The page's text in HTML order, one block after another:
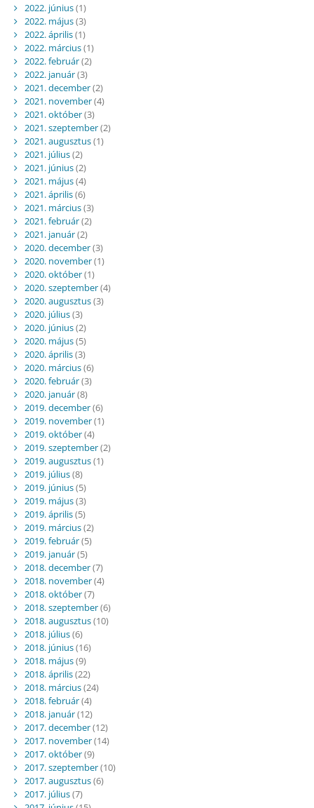
2022. június(1)
2022. május(3)
2022. április(1)
2022. március(1)
2022. február(2)
2022. január(3)
2021. december(2)
2021. november(4)
2021. október(3)
2021. szeptember(2)
2021. augusztus(1)
2021. július(2)
2021. június(2)
2021. május(4)
2021. április(6)
2021. március(3)
2021. február(2)
2021. január(2)
2020. december(3)
2020. november(1)
2020. október(1)
2020. szeptember(4)
2020. augusztus(3)
2020. július(3)
2020. június(2)
2020. május(5)
2020. április(3)
2020. március(6)
2020. február(3)
2020. január(8)
2019. december(6)
2019. november(1)
2019. október(4)
2019. szeptember(2)
2019. augusztus(1)
2019. július(8)
2019. június(5)
2019. május(3)
2019. április(5)
2019. március(2)
2019. február(5)
2019. január(5)
2018. december(7)
2018. november(4)
2018. október(7)
2018. szeptember(6)
2018. augusztus(10)
2018. július(6)
2018. június(16)
2018. május(9)
2018. április(22)
2018. március(24)
2018. február(4)
2018. január(12)
2017. december(12)
2017. november(14)
2017. október(9)
2017. szeptember(10)
2017. augusztus(6)
2017. július(7)